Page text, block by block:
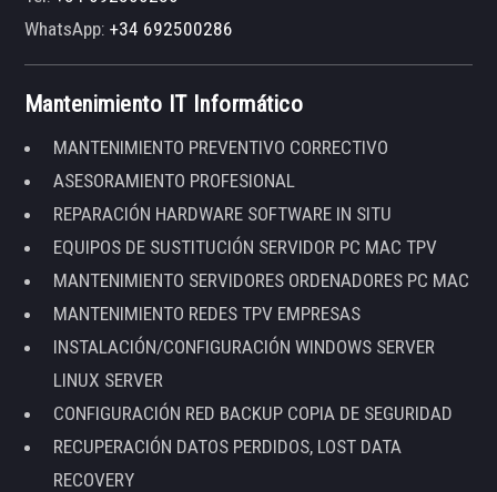
WhatsApp:+34 692500286
Mantenimiento IT Informático
MANTENIMIENTO PREVENTIVO CORRECTIVO
ASESORAMIENTO PROFESIONAL
REPARACIÓN HARDWARE SOFTWARE IN SITU
EQUIPOS DE SUSTITUCIÓN SERVIDOR PC MAC TPV
MANTENIMIENTO SERVIDORES ORDENADORES PC MAC
MANTENIMIENTO REDES TPV EMPRESAS
INSTALACIÓN/CONFIGURACIÓN WINDOWS SERVER
LINUX SERVER
CONFIGURACIÓN RED BACKUP COPIA DE SEGURIDAD
RECUPERACIÓN DATOS PERDIDOS, LOST DATA
RECOVERY